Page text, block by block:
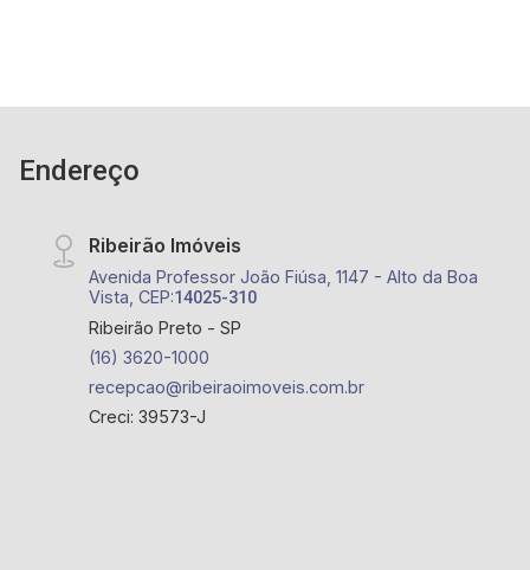
Endereço
Ribeirão Imóveis
Avenida Professor João Fiúsa, 1147 - Alto da Boa
Vista, CEP:14025-310
Ribeirão Preto - SP
(16) 3620-1000
recepcao@ribeiraoimoveis.com.br
Creci: 39573-J